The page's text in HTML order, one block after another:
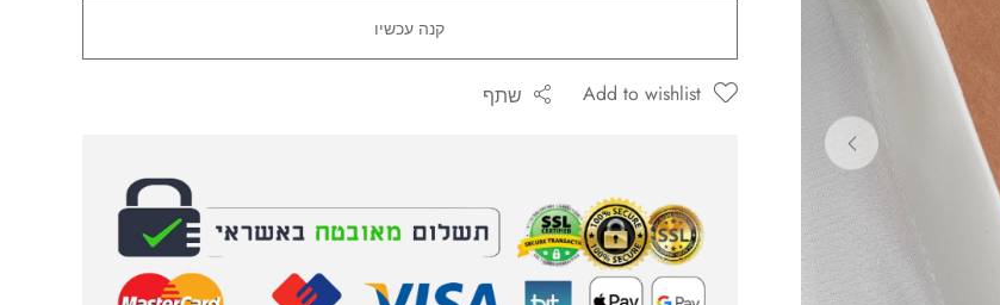
קנה עכשיו
Add to wishlist שתף